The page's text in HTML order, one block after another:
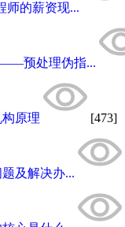
师的薪资现...
预处理伪指...
原理 [473]
及解决办...